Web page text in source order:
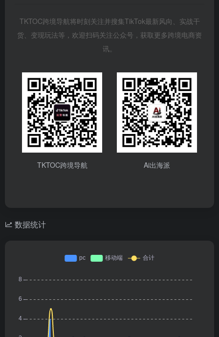
TKTOC跨境导航将时刻关注并搜集TikTok最新风向、实战干
货、变现玩法等，欢迎扫码关注公众号，获取更多跨境电商资
讯。
TKTOC跨境导航 Ai出海派
数据统计